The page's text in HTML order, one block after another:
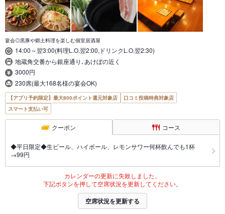
宴会◎黒豚や郷土料理を楽しむ個室居酒屋
14:00～翌3:00(料理L.O.翌2:00,ドリンクL.O.翌2:30)
地蔵角交番から銀座通り､あけぼの近く
3000円
230席(最大168名様の宴会OK)
【アプリ予約限定】最大800ポイント還元対象店
口コミ投稿特典対象店
スマート支払い可
クーポン コース
◆平日限定◆生ビール、ハイボール、レモンサワー何杯飲んでも1杯
→99円
カレンダーの更新に失敗しました。
下記ボタンを押して空席状況を更新してください。
空席状況を更新する